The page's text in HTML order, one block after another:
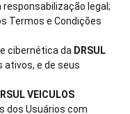
responsabilização legal;
Termos e Condições
cibernética da DRSUL
ativos, e de seus
VEICULOS
dos Usuários com